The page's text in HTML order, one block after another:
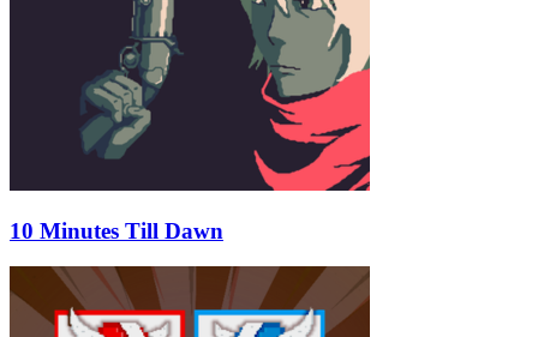
10 Minutes Till Dawn